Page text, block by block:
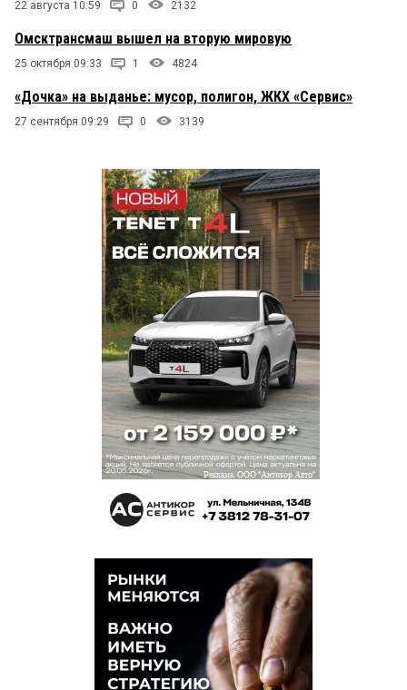
22 августа 10:59 0 2132
Омсктрансмаш вышел на вторую мировую
25 октября 09:33 1 4824
«Дочка» на выданье: мусор, полигон, ЖКХ «Сервис»
27 сентября 09:29 0 3139